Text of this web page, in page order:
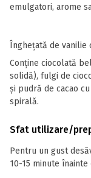
emulgatori, arome
Înghețată de vanilie
Conține ciocolată
solidă), fulgi de
și pudră de cacao
spirală.
Sfat utilizare/
Pentru un gust
10-15 minute înainte